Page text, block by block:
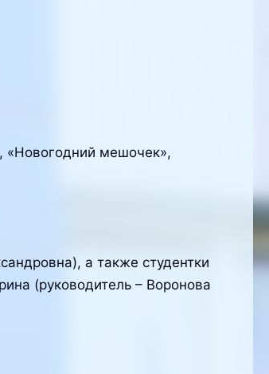
«Новогодний мешочек»,
а также студентки
(руководитель – Воронова